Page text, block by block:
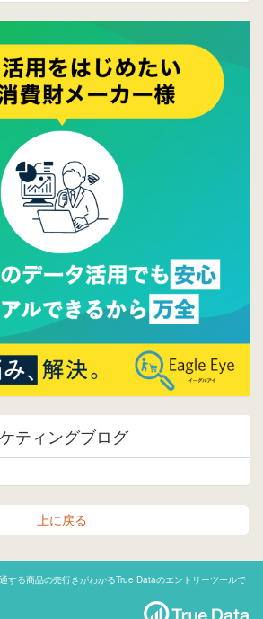
ください。
コンのサイト機能を大幅バージョンアッ
詳細はこちら。⇒告知ページへ
ンが機能拡充し、サイトリニューアル
した。⇒
ウレコンFacebook
ページを開設しました。詳細は
コンサイトリリースしました。
ティングブログ
上に戻る
する商品の売行きがわかるTrue Dataのエントリーツールで